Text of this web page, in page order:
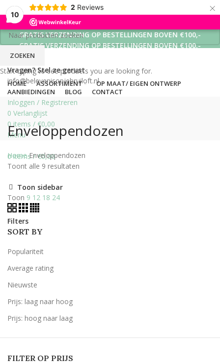
10
2 Reviews ×
GRATIS VERZENDING OP BESTELLINGEN BOVEN €100,-
GRATIS VERZENDING OP BESTELLINGEN BOVEN €100,-
GRATIS VERZENDING OP BESTELLINGEN BOVEN €100,-
Vragen? Stel ze gerust
info@belevenisopjebruiloft.nl
Inloggen / Registreren
0 Verlanglijst
0items / €0,00
Menu
0items / €0,00
HOME ASSORTIMENT
OP MAAT/ EIGEN ONTWERP
AANBIEDINGEN
BLOG CONTACT
Enveloppendozen
HomeEnveloppendozen
Toont alle 9 resultaten
Toon sidebar
Toon 9 12 18 24
Filters
SORT BY
Populariteit
Average rating
Nieuwste
Prijs: laag naar hoog
Prijs: hoog naar laag
FILTER OP PRIJS
ZOEKEN
Start typing to see products you are looking for.